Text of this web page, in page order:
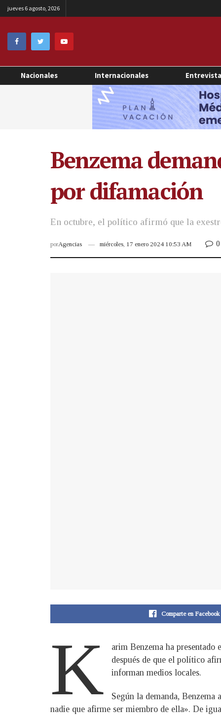
jueves 6 agosto, 2026
Nacionales Internacionales
Benzema
por difamación
En octubre, el político afirmó que la
porAgencias miércoles, 17 enero 2024 10:53 AM 0
Comparte en Facebook
K
arim Benzema ha
después de que el político
informan medios locales.
Según la demanda,
nadie que afirme ser miembro de ella». De